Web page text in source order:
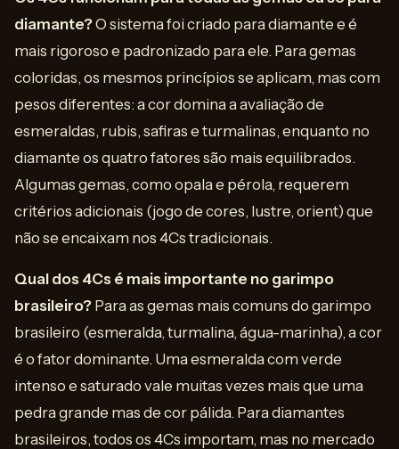
diamante?O sistema foi criado para diamante e é
mais rigoroso e padronizado para ele. Para gemas
coloridas, os mesmos princípios se aplicam, mas com
pesos diferentes: a cor domina a avaliação de
esmeraldas, rubis, safiras e turmalinas, enquanto no
diamante os quatro fatores são mais equilibrados.
Algumas gemas, como opala e pérola, requerem
critérios adicionais (jogo de cores, lustre, orient) que
não se encaixam nos 4Cs tradicionais.
Qual dos 4Cs é mais importante no garimpo
brasileiro? Para as gemas mais comuns do garimpo
brasileiro (esmeralda, turmalina, água-marinha), a cor
é o fator dominante. Uma esmeralda com verde
intenso e saturado vale muitas vezes mais que uma
pedra grande mas de cor pálida. Para diamantes
brasileiros, todos os 4Cs importam, mas no mercado